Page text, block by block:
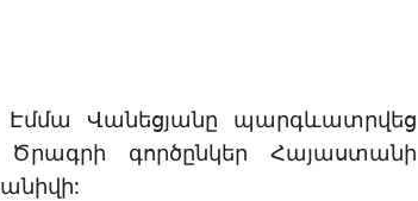
Վանեցյանը պարգևատրվեց
գործընկեր Հայաստանի